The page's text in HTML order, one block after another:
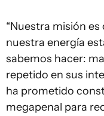
“Nuestra misión
nuestra energía
sabemos hacer:
repetido en sus
ha prometido
megapenal para